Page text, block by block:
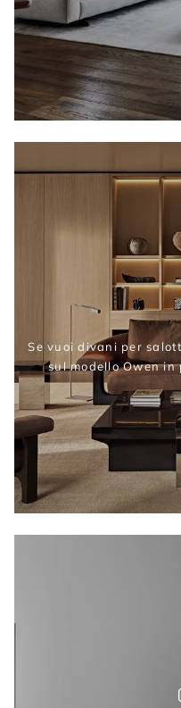
Se vuoi divani per
sul modello Owen